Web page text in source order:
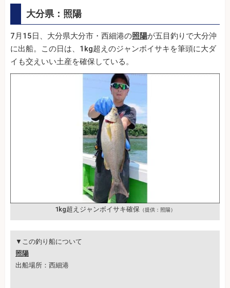
大分県：照陽
7月15日、大分県大分市・西細港の照陽が五目釣りで大分沖
に出船。この日は、1kg超えのジャンボイサキを筆頭に大ダ
イも交えいい土産を確保している。
1kg超えジャンボイサキ確保 （提供：照陽）
▼この釣り船について
照陽
出船場所：西細港